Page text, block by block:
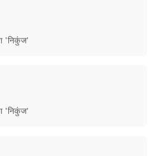
'निकुंज'
'निकुंज'